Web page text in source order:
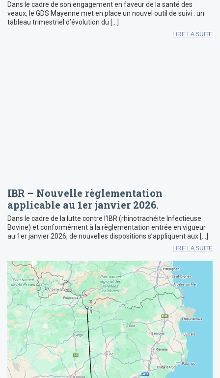
Dans le cadre de son engagement en faveur de la santé des
veaux, le GDS Mayenne met en place un nouvel outil de suivi : un
tableau trimestriel d’évolution du […]
LIRE LA SUITE
IBR – Nouvelle règlementation
applicable au 1er janvier 2026.
Dans le cadre de la lutte contre l’IBR (rhinotrachéite Infectieuse
Bovine) et conformément à la règlementation entrée en vigueur
au 1er janvier 2026, de nouvelles dispositions s’appliquent aux […]
LIRE LA SUITE